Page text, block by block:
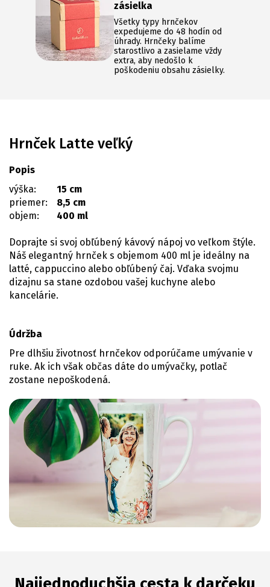
zásielka
Všetky typy hrnčekov
expedujeme do 48 hodín od
úhrady. Hrnčeky balíme
starostlivo a zasielame vždy
extra, aby nedošlo k
poškodeniu obsahu zásielky.
Hrnček Latte veľký
Popis
výška:
15 cm
priemer:
8,5 cm
objem:
400 ml
Doprajte si svoj obľúbený kávový nápoj vo veľkom štýle.
Náš elegantný hrnček s objemom 400 ml je ideálny na
latté, cappuccino alebo obľúbený čaj. Vďaka svojmu
dizajnu sa stane ozdobou vašej kuchyne alebo
kancelárie.
Údržba
Pre dlhšiu životnosť hrnčekov odporúčame umývanie v
ruke. Ak ich však občas dáte do umývačky, potlač
zostane nepoškodená.